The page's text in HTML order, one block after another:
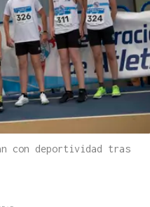
con deportividad tras